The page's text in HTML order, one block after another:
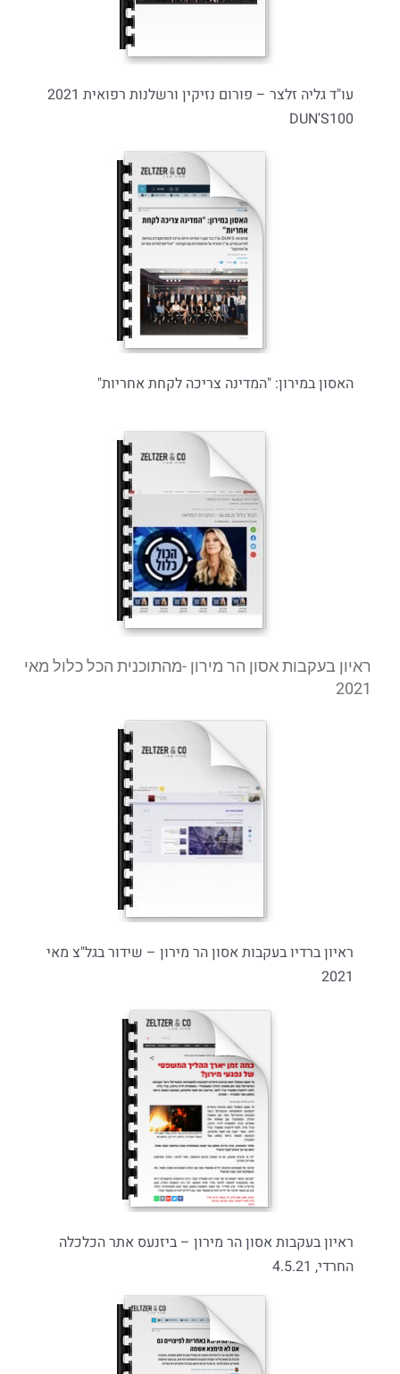
עו"ד גליה זלצר – פורום נזיקין ורשלנות רפואית 2021
DUN'S100
האסון במירון: "המדינה צריכה לקחת אחריות"
ראיון בעקבות אסון הר מירון -מהתוכנית הכל כלול מאי
2021
ראיון ברדיו בעקבות אסון הר מירון – שידור בגל"צ מאי
2021
ראיון בעקבות אסון הר מירון – ביזנעס אתר הכלכלה
החרדי, 4.5.21